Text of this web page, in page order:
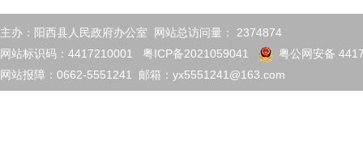
主办：阳西县人民政府办公室 网站总访问量： 2374874
网站标识码：4417210001 粤ICP备2021059041
粤公网安备
网站报障：0662-5551241 邮箱：yx5551241@163.com